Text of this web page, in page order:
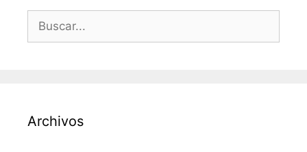
:Archivos